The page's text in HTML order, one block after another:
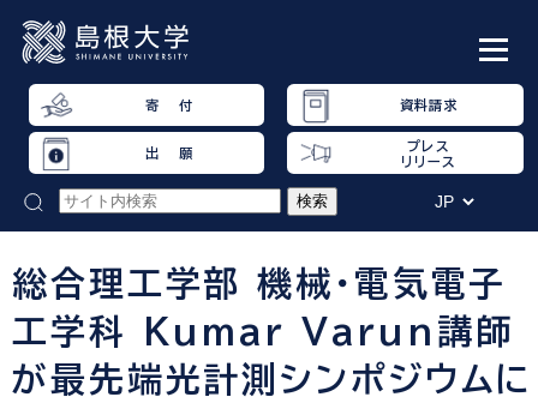
寄 付 資料請求
出 願
プレス
リリース
総合理工学部 機械・電気電子
工学科 Kumar Varun講師
が最先端光計測シンポジウムに